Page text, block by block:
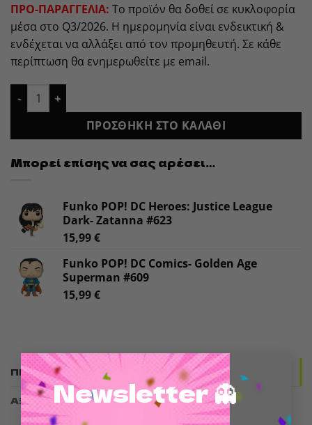
Newsletter 👻
ΠΡΟ-ΠΑΡΑΓΓΕΛΙΑ: Το προϊόν θα δοθεί σε κυκλοφορία
μέσα στο Q3/2026. Η ημερομηνία είναι ενδεικτική &
ενδέχεται να αλλάξει από τον προμηθευτή. Σε κάθε
περίπτωση θα ενημερωθείτε με email.
Funko POP! DC Heroes: Batman Beyond- Batman with Ace
ΠΡΟΣΘΉΚΗ ΣΤΟ ΚΑΛΆΘΙ
Μπορεί επίσης να σας αρέσει…
Funko POP! DC Heroes: Justice League
Dark- Zatanna #623
15,99€
Funko POP! DC Comics- Golden Age
Superman #609
15,99€
ΠΕΡΙΓΡΑΦΉ
ΑΞΙΟΛΟΓΉΣΕΙΣ (0)